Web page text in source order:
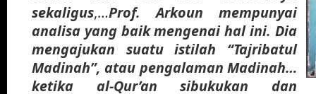
sekaligus,…Prof. Arkoun mempunyai
analisa yang baik mengenai hal ini. Dia
mengajukan suatu istilah “Tajribatul
Madinah”, atau pengalaman Madinah…
ketika al-Qur’an sibukukan dan